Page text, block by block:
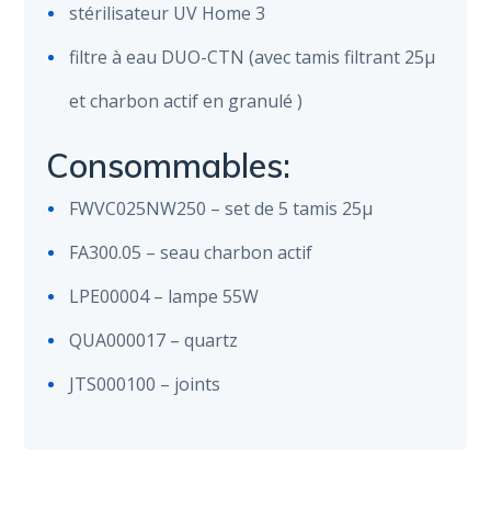
stérilisateur UV Home 3
filtre à eau DUO-CTN (avec tamis filtrant 25µ
et charbon actif en granulé )
Consommables:
FWVC025NW250 – set de 5 tamis 25µ
FA300.05 – seau charbon actif
LPE00004 – lampe 55W
QUA000017 – quartz
JTS000100 – joints